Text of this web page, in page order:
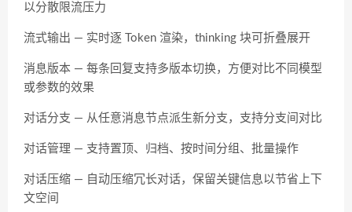
以分散限流压力
流式输出 — 实时逐 Token 渲染，thinking 块可折叠展开
消息版本 — 每条回复支持多版本切换，方便对比不同模型
或参数的效果
对话分支 — 从任意消息节点派生新分支，支持分支间对比
对话管理 — 支持置顶、归档、按时间分组、批量操作
对话压缩 — 自动压缩冗长对话，保留关键信息以节省上下
文空间